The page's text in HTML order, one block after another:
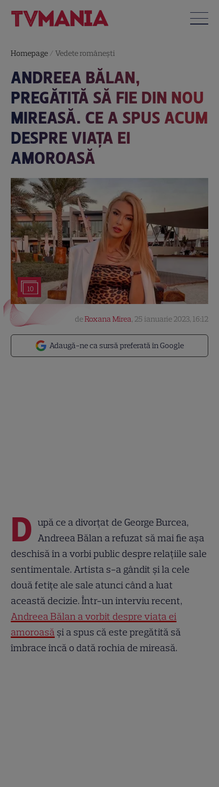
Homepage /Vedete româneşti
ANDREEA BĂLAN,
PREGĂTITĂ SĂ FIE DIN NOU
MIREASĂ. CE A SPUS ACUM
DESPRE VIAȚA EI
AMOROASĂ
10
Adaugă-ne ca sursă preferată în Google
deRoxana Mirea, 25 ianuarie 2023, 16:12
D upă ce a divorțat de George Burcea,
Andreea Bălan a refuzat să mai fie așa
deschisă în a vorbi public despre relațiile sale
sentimentale. Artista s-a gândit și la cele
două fetițe ale sale atunci când a luat
această decizie. Într-un interviu recent,
Andreea Bălan a vorbit despre viața ei
amoroasă și a spus că este pregătită să
îmbrace încă o dată rochia de mireasă.